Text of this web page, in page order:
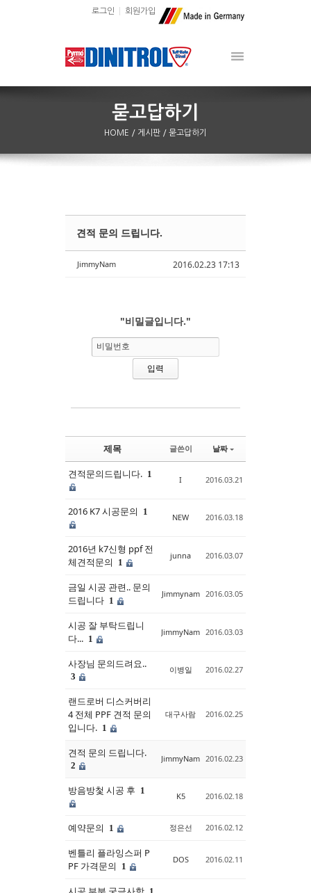
로그인 회원가입
HOME / 게시판 / 묻고답하기
2016.02.23 17:13
견적 문의 드립니다.
JimmyNam
"비밀글입니다."
비밀번호
제목 글쓴이 날짜
견적문의드립니다. 1
I 2016.03.21
2016 K7 시공문의 1
NEW 2016.03.18
2016년 k7신형 ppf 전
체견적문의
1
junna 2016.03.07
금일 시공 관련.. 문의
드립니다 1
Jimmynam 2016.03.05
시공 잘 부탁드립니
다... 1
JimmyNam 2016.03.03
사장님 문의드려요..
3
이병일 2016.02.27
랜드로버 디스커버리
4 전체 PPF 견적 문의
입니다. 1
대구사람 2016.02.25
견적 문의 드립니다.
2
JimmyNam 2016.02.23
방음방첯 시공 후 1
K5 2016.02.18
예약문의 1 정은선 2016.02.12
벤틀리 플라잉스퍼 P
PF 가격문의
1
DOS 2016.02.11
Sketchbook5, 스케치북5
Sketchbook5, 스케치북5
Sketchbook5, 스케치북5
Sketchbook5, 스케치북5